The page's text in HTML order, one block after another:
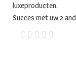
luxeproducten.
Succes met uw 2